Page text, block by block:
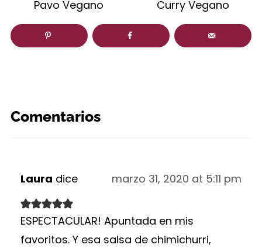
Pavo Vegano Curry Vegano
Comentarios
Laura dice marzo 31, 2020 at 5:11 pm
ESPECTACULAR! Apuntada en mis
favoritos. Y esa salsa de chimichurri,